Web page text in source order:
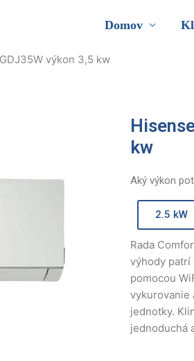
Domov
výkon 3,5 kw
kw
Aký výkon
2.5 kW
Rada
výhody patrí
pomocou
vykurovanie
jednotky.
jednoduchá